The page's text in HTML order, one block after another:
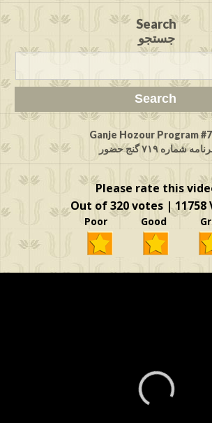
Search
جستجو
Ganje Hozour Program
شماره ۷۱۹ گنج حضور
Please rate this
Out of 320 votes | 11758
Poor Good